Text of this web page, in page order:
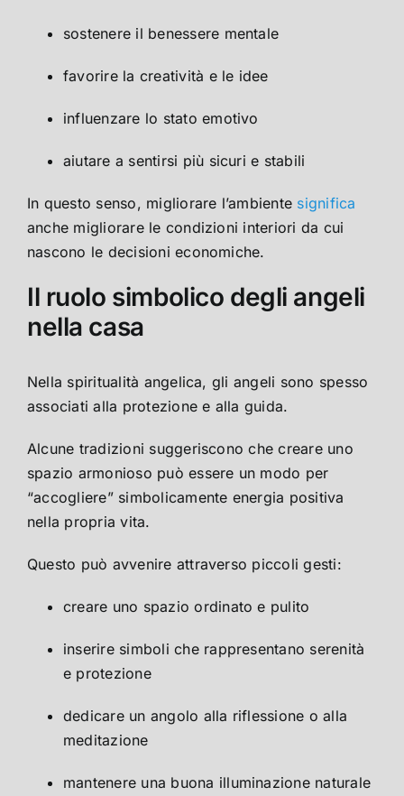
sostenere il benessere mentale
favorire la creatività e le idee
influenzare lo stato emotivo
aiutare a sentirsi più sicuri e stabili
In questo senso, migliorare l’ambiente significa
anche migliorare le condizioni interiori da cui
nascono le decisioni economiche.
Il ruolo simbolico degli angeli
nella casa
Nella spiritualità angelica, gli angeli sono spesso
associati alla protezione e alla guida.
Alcune tradizioni suggeriscono che creare uno
spazio armonioso può essere un modo per
“accogliere” simbolicamente energia positiva
nella propria vita.
Questo può avvenire attraverso piccoli gesti:
creare uno spazio ordinato e pulito
inserire simboli che rappresentano serenità
e protezione
dedicare un angolo alla riflessione o alla
meditazione
mantenere una buona illuminazione naturale